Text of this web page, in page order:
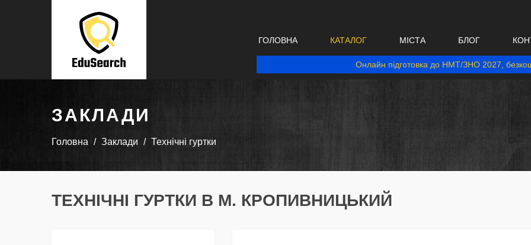
ГОЛОВНА КАТАЛОГ МІСТА БЛОГ
Онлайн підготовка до НМТ/ЗНО 2027,
ЗАКЛАДИ
Головна Заклади Технічні гуртки
ТЕХНІЧНІ ГУРТКИ В М. КРОПИВНИЦЬКИЙ